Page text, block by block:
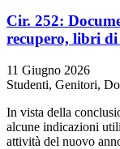
Cir. 252:
recupero, libri di
11 Giugno 2026
Studenti, Genitori,
In vista della
alcune indicazioni
attività del nuovo